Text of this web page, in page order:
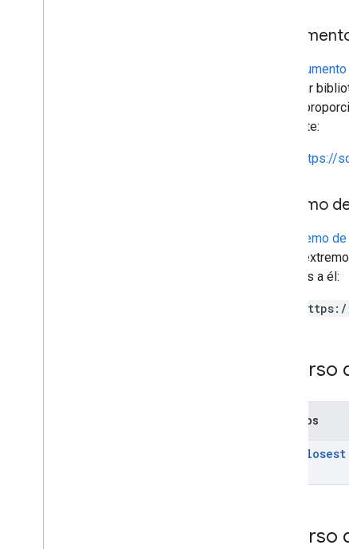
compilar
puede
siguiente:
https://
Extremo
extremo
varios
relativos a él:
Recurso
Métodos
Closest
Recurso